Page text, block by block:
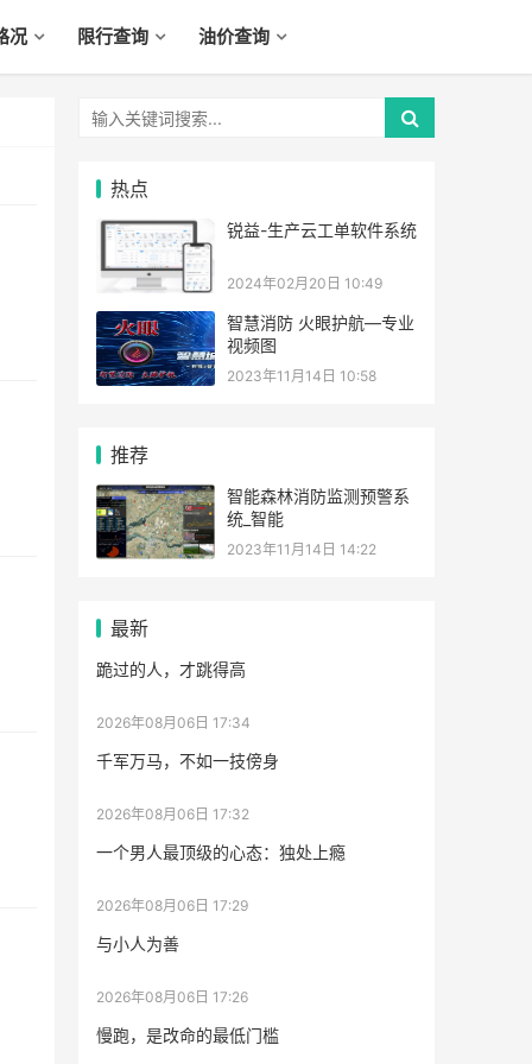
况 限行查询 油价查询
热点
锐益-生产云工单软件系统
2024年02月20日 10:49
智慧消防 火眼护航—专业
视频图
2023年11月14日 10:58
推荐
智能森林消防监测预警系
统_智能
2023年11月14日 14:22
最新
跪过的人，才跳得高
2026年08月06日 17:34
千军万马，不如一技傍身
2026年08月06日 17:32
一个男人最顶级的心态：独处上瘾
2026年08月06日 17:29
与小人为善
2026年08月06日 17:26
慢跑，是改命的最低门槛